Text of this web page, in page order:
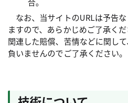
なお、当サイトのURLは予告
ますので、あらかじめご了承く
関連した賠償、苦情などに関し
負いませんのでご了承ください。